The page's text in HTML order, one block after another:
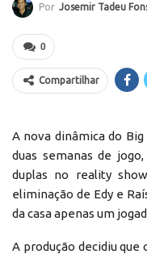
Por Josemir Tadeu
0
Compartilhar
A nova dinâmica do
duas semanas de
duplas no reality
eliminação de Edy e
da casa apenas um
A produção decidiu